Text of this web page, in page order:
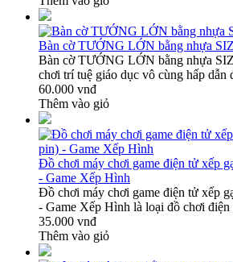
Bàn cờ TƯỚNG LỚN bằng nhựa
Bàn cờ TƯỚNG LỚN bằng nhựa
chơi trí tuệ giáo dục vô cùng hấp dẫn
60.000 vnđ
Thêm vào giỏ
Đồ chơi máy chơi game điện tử xếp
- Game Xếp Hình
Đồ chơi máy chơi game điện tử xếp
- Game Xếp Hình là loại đồ chơi điện
35.000 vnđ
Thêm vào giỏ